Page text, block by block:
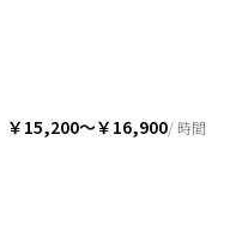
￥15,200〜￥16,900/ 時間